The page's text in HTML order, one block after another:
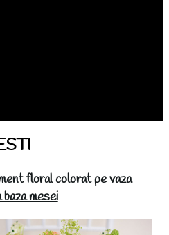
floral colorat pe vaza
mesei